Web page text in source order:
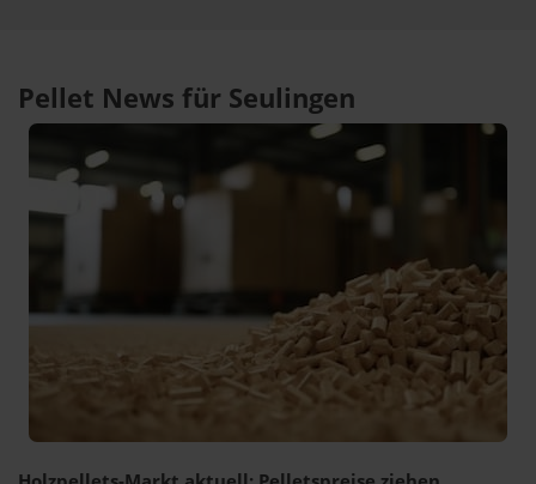
Pellet News für Seulingen